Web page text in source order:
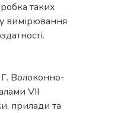
таких
вимірювання
Волоконно-
VII
прилади та